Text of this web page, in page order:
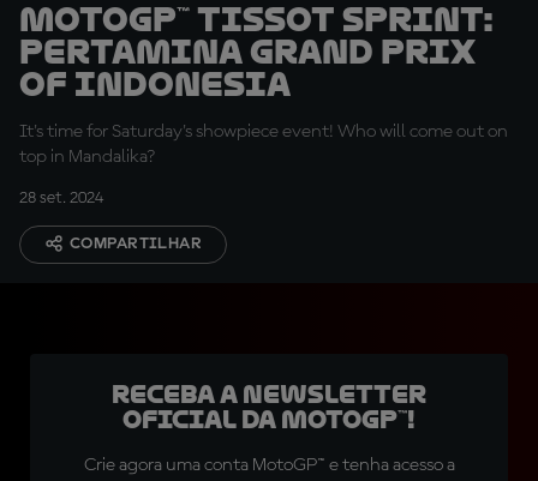
MotoGP™ Tissot Sprint:
Pertamina Grand Prix
of Indonesia
It's time for Saturday's showpiece event! Who will come out on
top in Mandalika?
28 set. 2024
COMPARTILHAR
Receba a newsletter
oficial da MotoGP™!
Crie agora uma conta MotoGP™ e tenha acesso a